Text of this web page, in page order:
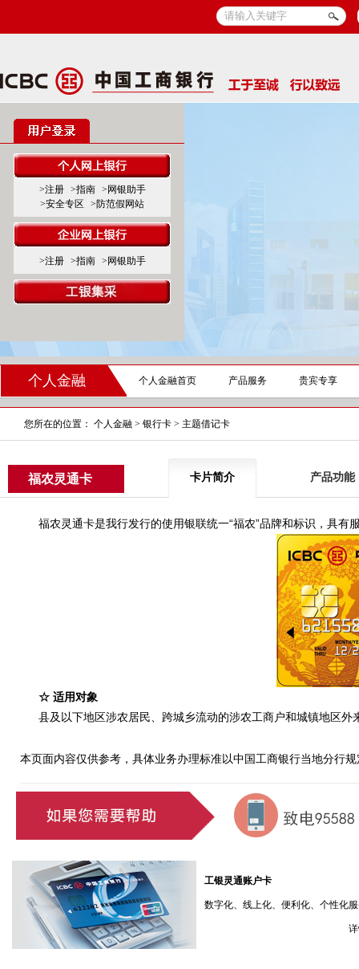
>注册 >指南
>网银助手
>安全专区
>防范假网站
>注册 >指南 >网银助手
个人金融 个人金融首页 产品服务 贵宾专享
您所在的位置： 个人金融 > 银行卡 > 主题借记卡
福农灵通卡 卡片简介 产品功能
福农灵通卡是我行发行的使用银联统一“福农”品牌和标识，具有
☆ 适用对象
县及以下地区涉农居民、跨城乡流动的涉农工商户和城镇地区外
本页面内容仅供参考，具体业务办理标准以中国工商银行当地分行
工银灵通账户卡
数字化、线上化、便利化、个性化